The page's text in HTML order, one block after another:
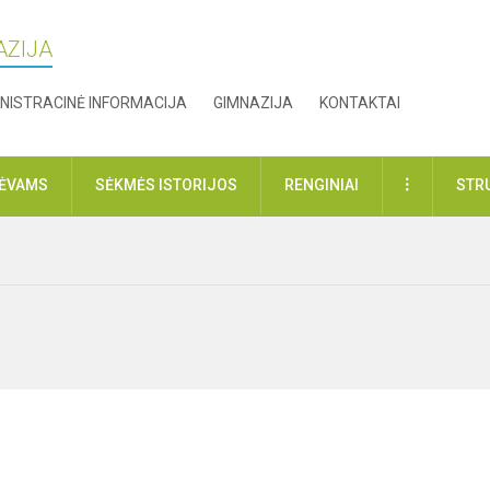
INFORMACIJA GIMNAZIJA KONTAKTAI
SĖKMĖS ISTORIJOS RENGINIAI DAUGIAU